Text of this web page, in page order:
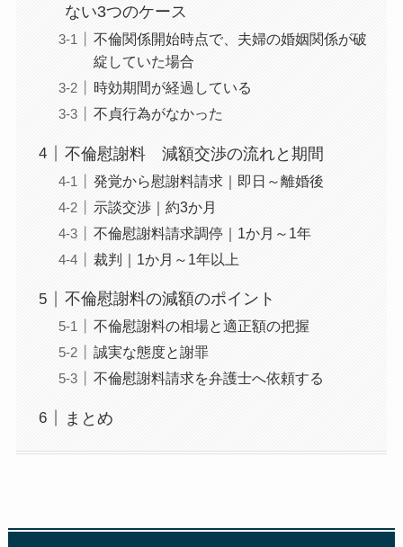
ない3つのケース
不倫関係開始時点で、夫婦の婚姻関係が破
綻していた場合
時効期間が経過している
不貞行為がなかった
不倫慰謝料 減額交渉の流れと期間
発覚から慰謝料請求｜即日～離婚後
示談交渉｜約3か月
不倫慰謝料請求調停｜1か月～1年
裁判｜1か月～1年以上
不倫慰謝料の減額のポイント
不倫慰謝料の相場と適正額の把握
誠実な態度と謝罪
不倫慰謝料請求を弁護士へ依頼する
まとめ